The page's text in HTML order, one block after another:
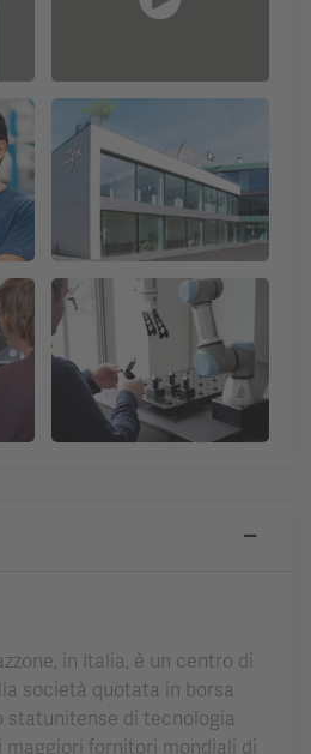
in Italia, è un centro di
società quotata in borsa
statunitense di tecnologia
maggiori fornitori mondiali di